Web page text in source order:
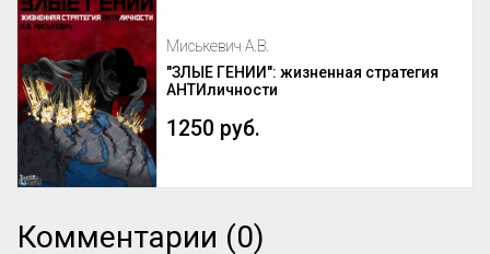
Миськевич А.В.
"ЗЛЫЕ ГЕНИИ": жизненная стратегия
АНТИличности
1250 руб.
Комментарии (0)